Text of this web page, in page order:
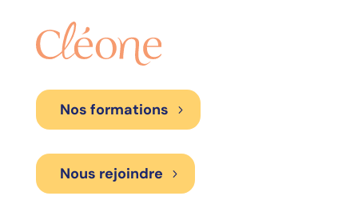
Nos formations
Nous rejoindre